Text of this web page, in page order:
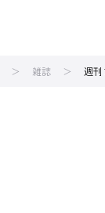
雑誌 週